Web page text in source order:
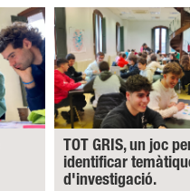
TOT GRIS, un joc
identificar
d'investigació.